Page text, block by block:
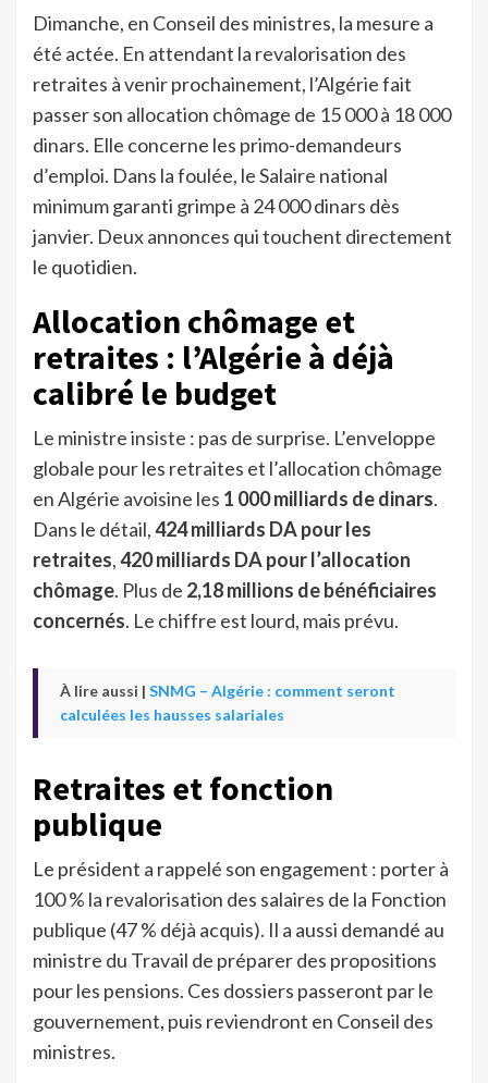
Dimanche, en Conseil des ministres, la mesure a
été actée. En attendant la revalorisation des
retraites à venir prochainement, l’Algérie fait
passer son allocation chômage de 15 000 à 18 000
dinars. Elle concerne les primo-demandeurs
d’emploi. Dans la foulée, le Salaire national
minimum garanti grimpe à 24 000 dinars dès
janvier. Deux annonces qui touchent directement
le quotidien.
Allocation chômage et
retraites : l’Algérie à déjà
calibré le budget
Le ministre insiste : pas de surprise. L’enveloppe
globale pour les retraites et l’allocation chômage
en Algérie avoisine les 1 000 milliards de dinars.
Dans le détail,424 milliards DA pour les
retraites,420 milliards DA pour l’allocation
chômage. Plus de 2,18 millions de bénéficiaires
concernés. Le chiffre est lourd, mais prévu.
À lire aussi | SNMG – Algérie : comment seront
calculées les hausses salariales
Retraites et fonction
publique
Le président a rappelé son engagement : porter à
100 % la revalorisation des salaires de la Fonction
publique (47 % déjà acquis). Il a aussi demandé au
ministre du Travail de préparer des propositions
pour les pensions. Ces dossiers passeront par le
gouvernement, puis reviendront en Conseil des
ministres.